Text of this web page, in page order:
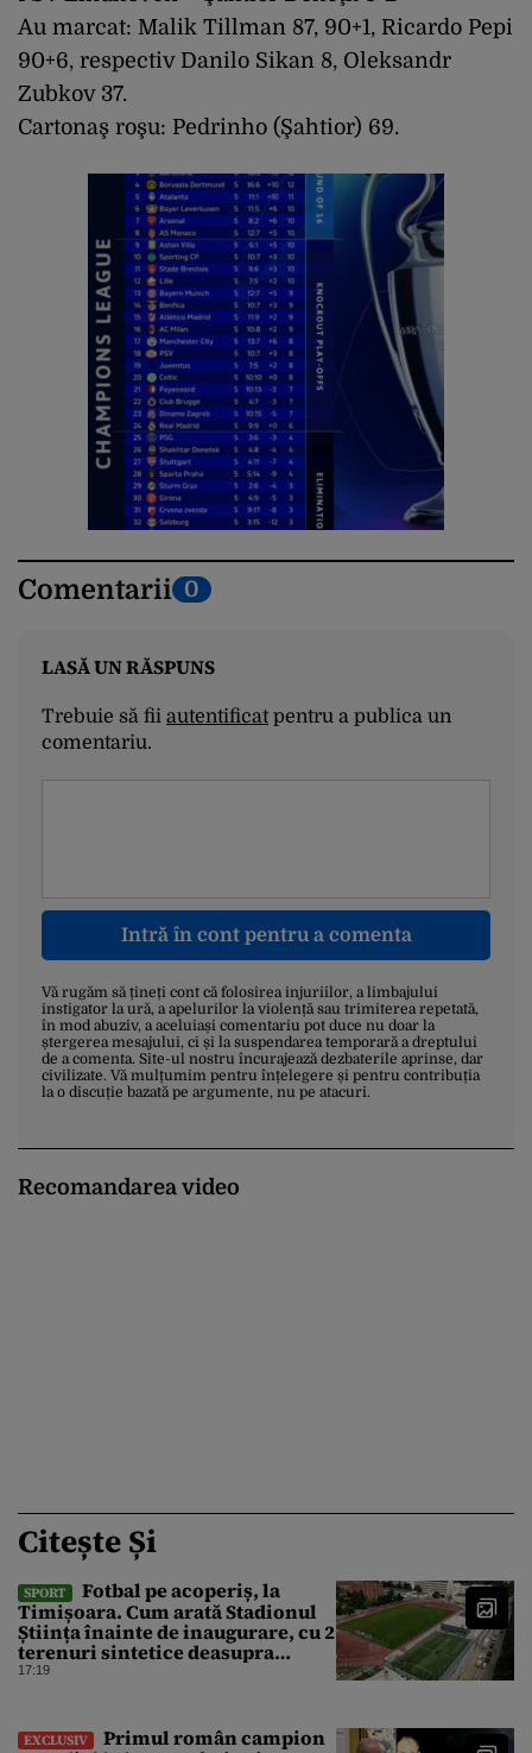
Au marcat: Malik Tillman 87, 90+1, Ricardo Pepi
90+6, respectiv Danilo Sikan 8, Oleksandr
Zubkov 37.
Cartonaş roşu: Pedrinho (Şahtior) 69.
Comentarii 0
LASĂ UN RĂSPUNS
Trebuie să fii autentificatpentru a publica un
comentariu.
Intră în cont pentru a comenta
Vă rugăm să țineți cont că folosirea injuriilor, a limbajului
instigator la ură, a apelurilor la violență sau trimiterea repetată,
în mod abuziv, a aceluiași comentariu pot duce nu doar la
ștergerea mesajului, ci și la suspendarea temporară a dreptului
de a comenta. Site-ul nostru încurajează dezbaterile aprinse, dar
civilizate. Vă mulțumim pentru înțelegere și pentru contribuția
la o discuție bazată pe argumente, nu pe atacuri.
Recomandarea video
Citește Și
SPORT
Fotbal pe acoperiș, la
Timișoara. Cum arată Stadionul
Știința înainte de inaugurare, cu 2
terenuri sintetice deasupra
tribunei
17:19
EXCLUSIV
Primul român campion